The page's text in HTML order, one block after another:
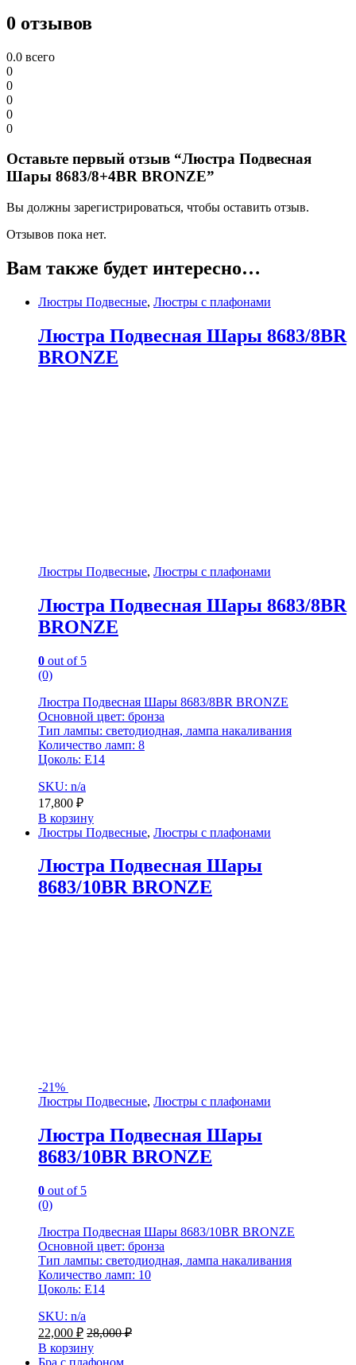
0 отзывов
0.0 всего
0
0
0
0
0
Оставьте первый отзыв “Люстра Подвесная
Шары 8683/8+4BR BRONZE”
Вы должны зарегистрироваться, чтобы оставить отзыв.
Отзывов пока нет.
Вам также будет интересно…
Люстры Подвесные, Люстры с плафонами
Люстра Подвесная Шары 8683/8BR
BRONZE
Люстры Подвесные, Люстры с плафонами
Люстра Подвесная Шары 8683/8BR
BRONZE
0 out of 5
(0)
Люстра Подвесная Шары 8683/8BR BRONZE
Основной цвет: бронза
Тип лампы: светодиодная, лампа накаливания
Количество ламп: 8
Цоколь: E14
SKU: n/a
17,800 ₽
В корзину
Люстры Подвесные, Люстры с плафонами
Люстра Подвесная Шары
8683/10BR BRONZE
-21%
Люстры Подвесные, Люстры с плафонами
Люстра Подвесная Шары
8683/10BR BRONZE
0 out of 5
(0)
Люстра Подвесная Шары 8683/10BR BRONZE
Основной цвет: бронза
Тип лампы: светодиодная, лампа накаливания
Количество ламп: 10
Цоколь: E14
SKU: n/a
22,000 ₽ 28,000₽
В корзину